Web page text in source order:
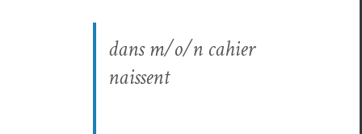
dans m/o/n cahier
nais­sent